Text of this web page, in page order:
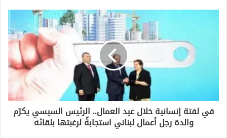
ي
ر
في لفتة إنسانية خلال عيد العمال.. الرئيس السيسي يكرّم
والدة رجل أعمال لبناني استجابةً لرغبتها بلقائه